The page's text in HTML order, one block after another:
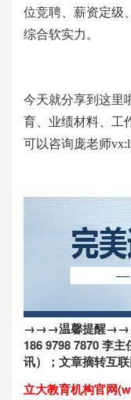
位竞聘、薪资定级
综合软实力。
今天就分享到这里
育、业绩材料、工
可以咨询庞老师
→→→温馨提醒
186 9798 7870 李
讯）；文章摘转互
立大教育机构官网